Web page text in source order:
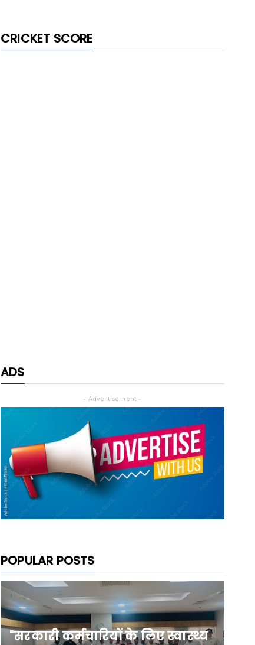
CRICKET SCORE
ADS
- Advertisement -
POPULAR POSTS
"सरकारी कर्मचारियों के लिए स्वास्थ्य